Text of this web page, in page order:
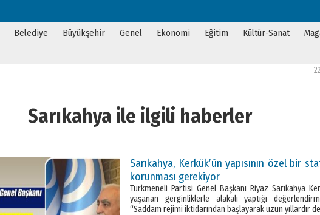
Belediye Büyükşehir Genel Ekonomi Eğitim Kültür-Sanat
Sarıkahya ile ilgili haberler
Sarıkahya, Kerkük’ün yapısının özel bir
korunması gerekiyor
Türkmeneli Partisi Genel Başkanı Riyaz Sarıkahya
yaşanan gerginliklerle alakalı yaptığı
“Saddam rejimi iktidarından başlayarak uzun yıllardır